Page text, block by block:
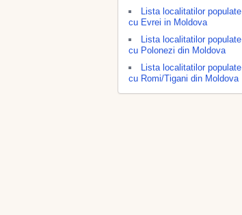
Lista localitatilor populate
cu Evrei in Moldova
Lista localitatilor populate
cu Polonezi din Moldova
Lista localitatilor populate
cu Romi/Tigani din Moldova